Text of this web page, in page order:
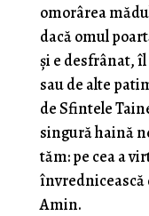
omorârea
dacă omul
şi e desfrânat,
sau de alte
de Sfintele
singură haină
tăm: pe cea a
învredni­cească
Amin.